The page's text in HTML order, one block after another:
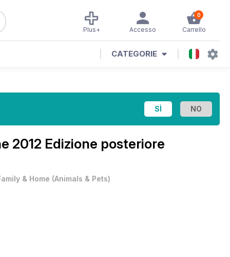
0
Carrello
Accesso
Plus+
CATEGORIE
2012 Edizione posteriore
& Home (Animals & Pets)